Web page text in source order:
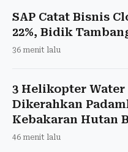
SAP Catat Bisnis
22%, Bidik
36 menit lalu
3 Helikopter
Dikerahkan
Kebakaran Hutan
46 menit lalu